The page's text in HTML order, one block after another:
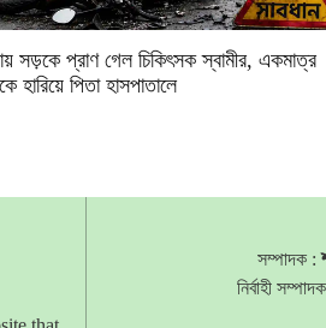
সড়কে প্রাণ গেল চিকিৎসক স্বামীর, একমাত্র
হারিয়ে পিতা হাসপাতালে
সম্পাদক :
নির্বাহী